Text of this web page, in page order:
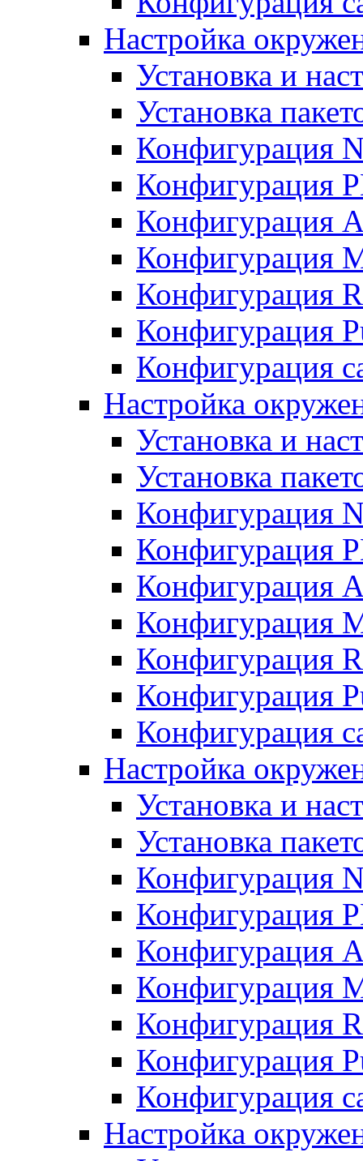
Настройка
Установка и
Установка
Конфигурация
Конфигурация
Конфигурация
Конфигурация
Конфигурация
Конфигурация
Конфигурация
Настройка
Установка и
Установка
Конфигурация
Конфигурация
Конфигурация
Конфигурация
Конфигурация
Конфигурация
Конфигурация
Настройка
Установка и
Установка
Конфигурация
Конфигурация
Конфигурация
Конфигурация
Конфигурация
Конфигурация
Конфигурация
Настройка